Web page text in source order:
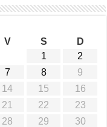
V S
D
1
2
7 8
9
14 15
16
21 22
23
28 29
30